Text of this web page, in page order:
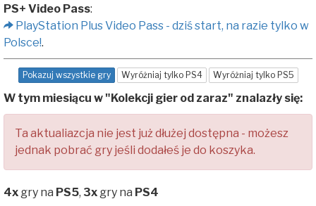
PS+ Video Pass:
PlayStation Plus Video Pass - dziś start, na razie tylko w
Polsce!.
Pokazuj wszystkie gry Wyróżniaj tylko PS4 Wyróżniaj tylko PS5
W tym miesiącu w "Kolekcji gier od zaraz" znalazły się:
Ta aktualiazcja nie jest już dłużej dostępna - możesz
jednak pobrać gry jeśli dodałeś je do koszyka.
4x gry na PS5, 3x gry na PS4